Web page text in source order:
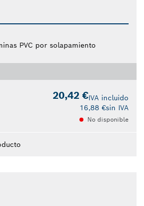
PVC por solapamiento
20,42 €IVA incluido
16,88 €sin IVA
No disponible